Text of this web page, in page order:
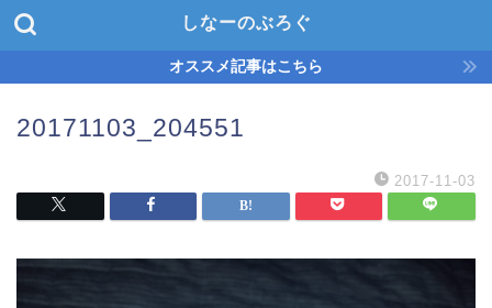
しなーのぶろぐ
オススメ記事はこちら
20171103_204551
2017-11-03